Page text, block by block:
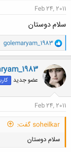
Feb 24, 2011
سلام دوستان
و
ا
ک
ن
ش
ه
ا
golemaryam_1983
عضو جدید
Feb 24, 2011
soheilkar گفت:
سلام دوستان